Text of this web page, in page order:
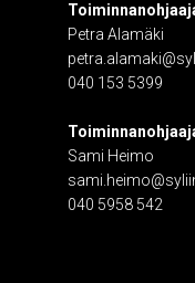
Petra Alamäki
040 153 5399
Sami Heimo
040 5958 542